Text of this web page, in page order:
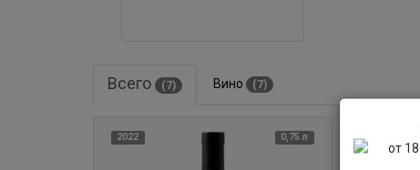
Всего (7) Вино (7)
2022 0,75 л